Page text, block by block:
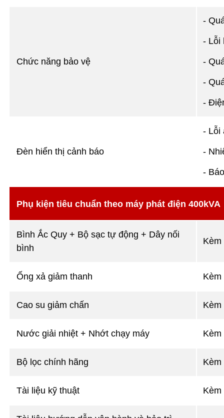
Chức năng bảo vệ
-
- Lỗi
-
-
-
Đèn hiển thị cảnh báo
- Lỗi
-
-
Phụ kiện tiêu chuẩn theo máy phát điện 400kVA
Bình Ắc Quy + Bộ sạc tự động + Dây nối
bình
Kèm
Ống xả giảm thanh Kèm
Cao su giảm chấn Kèm
Nước giải nhiệt + Nhớt chạy máy Kèm
Bộ lọc chính hãng Kèm
Tài liệu kỹ thuật Kèm